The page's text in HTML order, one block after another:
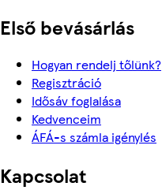
Első bevásárlás
Hogyan rendelj tőlünk?
Regisztráció
Idősáv foglalása
Kedvenceim
ÁFÁ-s számla igénylés
Kapcsolat